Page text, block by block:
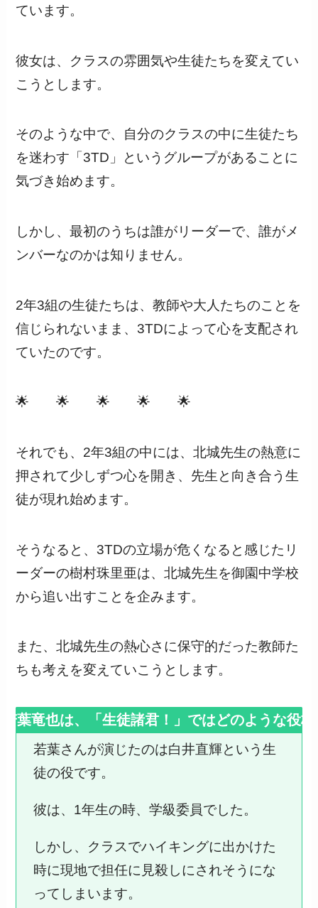
ています。
彼女は、クラスの雰囲気や生徒たちを変えてい
こうとします。
そのような中で、自分のクラスの中に生徒たち
を迷わす「3TD」というグループがあることに
気づき始めます。
しかし、最初のうちは誰がリーダーで、誰がメ
ンバーなのかは知りません。
2年3組の生徒たちは、教師や大人たちのことを
信じられないまま、3TDによって心を支配され
ていたのです。
🌟 🌟 🌟 🌟 🌟
それでも、2年3組の中には、北城先生の熱意に
押されて少しずつ心を開き、先生と向き合う生
徒が現れ始めます。
そうなると、3TDの立場が危くなると感じたリ
ーダーの樹村珠里亜は、北城先生を御園中学校
から追い出すことを企みます。
また、北城先生の熱心さに保守的だった教師た
ちも考えを変えていこうとします。
葉竜也は、「生徒諸君！」ではどのような役
若葉さんが演じたのは白井直輝という生
徒の役です。
彼は、1年生の時、学級委員でした。
しかし、クラスでハイキングに出かけた
時に現地で担任に見殺しにされそうにな
ってしまいます。